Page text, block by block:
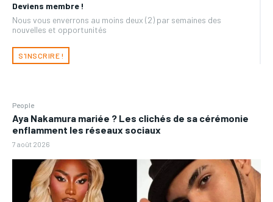
Deviens membre !
Nous vous enverrons au moins deux (2) par semaines des
nouvelles et opportunités
S'INSCRIRE !
People
Aya Nakamura mariée ? Les clichés de sa cérémonie
enflamment les réseaux sociaux
7 août 2026